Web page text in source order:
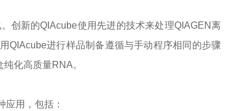
创新的QIAcube使用先进的技术来处理QIAGEN离
QIAcube进行样品制备遵循与手动程序相同的步骤
化高质量RNA。
用，包括：